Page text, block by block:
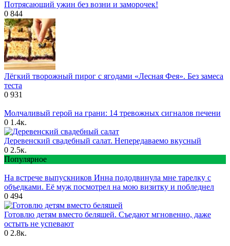
Потрясающий ужин без возни и заморочек!
0 844
Лёгкий творожный пирог с ягодами «Лесная Фея». Без замеса
теста
0 931
Молчаливый герой на грани: 14 тревожных сигналов печени
0 1.4к.
Деревенский свадебный салат. Непередаваемо вкусный
0 2.5к.
Популярное
На встрече выпускников Инна пододвинула мне тарелку с
объедками. Её муж посмотрел на мою визитку и побледнел
0 494
Готовлю детям вместо беляшей. Съедают мгновенно, даже
остыть не успевают
0 2.8к.